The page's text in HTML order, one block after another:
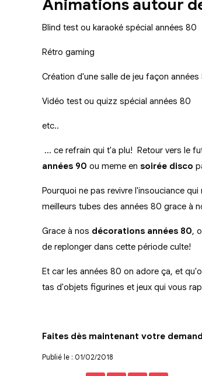
Animations autour
Blind test ou karaoké spécial années 80
Rétro gaming
Création d'une salle de jeu façon années
Vidéo test ou quizz spécial années 80
etc..
... ce refrain qui t'a plu! Retour vers le
années 90 ou meme en soirée disco
Pourquoi ne pas revivre l'insouciance
meilleurs tubes des années 80 grace à
Grace à nos décorations années 80,
de replonger dans cette période culte!
Et car les années 80 on adore ça, et
tas d'objets figurines et jeux qui vous
Faites dès maintenant votre
Publié le : 01/02/2018